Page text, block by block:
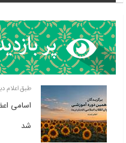
طبق اعلام
اسامی
شد